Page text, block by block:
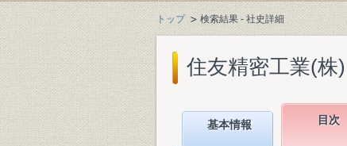
トップ 検索結果 - 社史詳細
住友精密工業(株
基本情報 目次